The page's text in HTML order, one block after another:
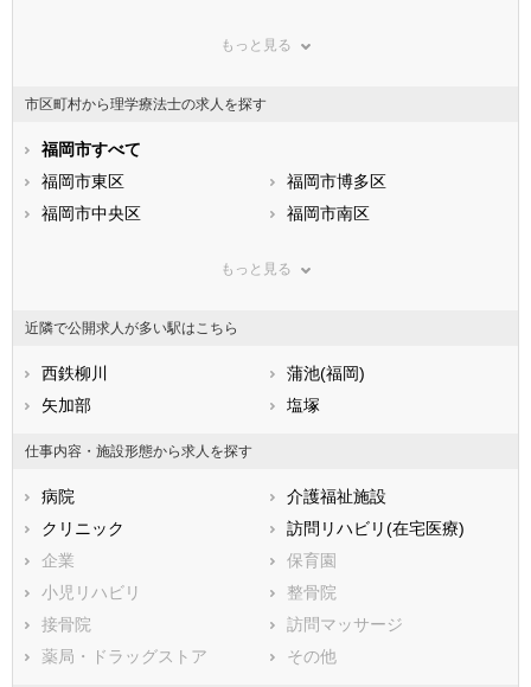
神奈川県
石川県
福井県
静岡県
滋賀県
大阪府
兵庫県
和歌山県
山口県
福岡県
佐賀県
熊本県
鹿児島県
もっと見る
市区町村から理学療法士の求人を探す
福岡市すべて
福岡市東区
福岡市博多区
福岡市中央区
福岡市南区
北九州市門司区
北九州市戸畑区
北九州市小倉北区
北九州市小倉南区
北九州市八幡東区
大牟田市
久留米市
直方市
飯塚市
田川市
柳川市
八女市
筑後市
大川市
行橋市
豊前市
中間市
もっと見る
近隣で公開求人が多い駅はこちら
西鉄柳川
蒲池(福岡)
矢加部
塩塚
仕事内容・施設形態から求人を探す
病院
介護福祉施設
クリニック
訪問リハビリ(在宅医療)
企業
保育園
小児リハビリ
整骨院
接骨院
訪問マッサージ
薬局・ドラッグストア
その他